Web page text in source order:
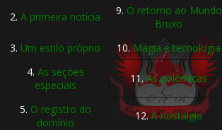
2.A primeira notícia 9. O retorno ao Mundo
Bruxo
3. Um estilo próprio 10.Magia e tecnologia
4. As seções
especiais
11.As polêmicas
5. O registro do
domínio
12.A nostalgia